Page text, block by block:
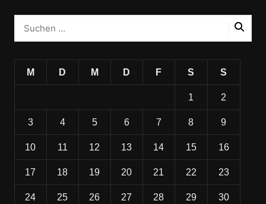
M D M D F S S
1 2
3 4 5 6 7 8 9
10 11 12 13 14 15 16
17 18 19 20 21 22 23
24 25 26 27 28 29 30